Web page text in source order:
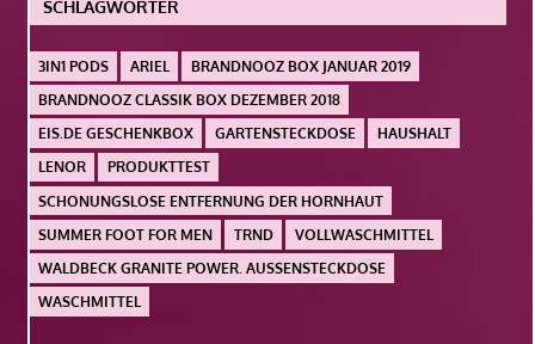
SCHLAGWÖRTER
3IN1 PODS ARIEL
BRANDNOOZ BOX JANUAR 2019
BRANDNOOZ CLASSIK BOX DEZEMBER 2018
EIS.DE GESCHENKBOX
GARTENSTECKDOSE
HAUSHALT
LENOR
PRODUKTTEST
SCHONUNGSLOSE ENTFERNUNG DER HORNHAUT
SUMMER FOOT FOR MEN
TRND
VOLLWASCHMITTEL
WALDBECK GRANITE POWER. AUSSENSTECKDOSE
WASCHMITTEL